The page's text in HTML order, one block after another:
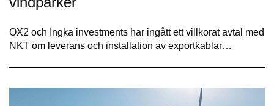
OX2 och Ingka investments har ingått ett villkorat avtal med
NKT om leverans och installation av exportkablar…